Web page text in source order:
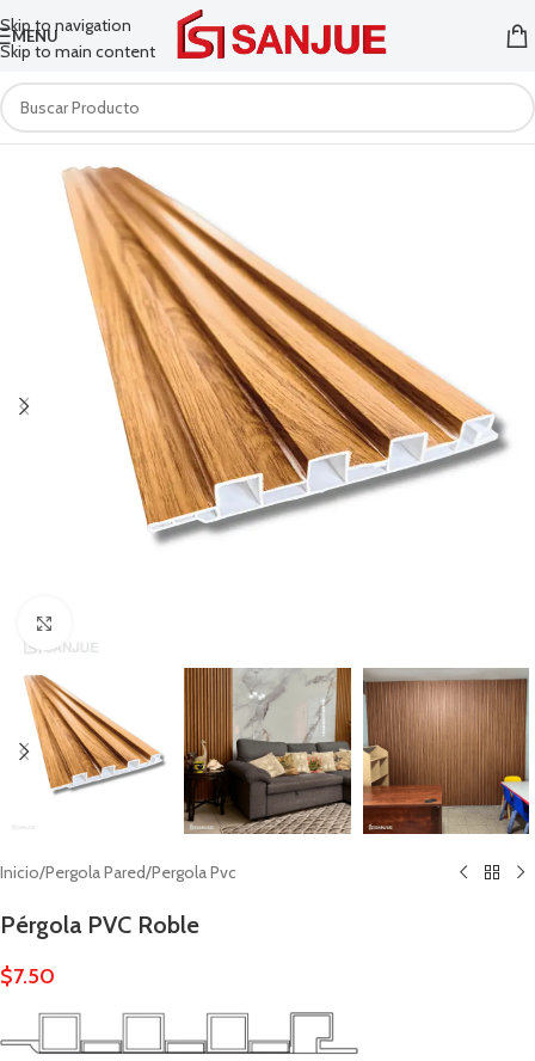
Skip to navigation
Skip to main content
MENU
Inicio/Pergola Pared/Pergola Pvc
Pérgola PVC Roble
$7.50